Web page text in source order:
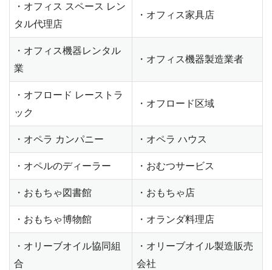
・オフィス スペース レン
タル代理店
・オフィス家具店
・オフィス機器レンタル
業
・オフィス機器製造業者
・オフロード レーストラ
ック
・オフロード区域
・オペラ カンパニー ・オペラ ハウス
・オペルのディーラー ・おむつサービス
・おもちゃ図書館 ・おもちゃ店
・おもちゃ博物館 ・オランダ料理店
・オリーブオイル協同組
合
・オリーブオイル製造販売
会社